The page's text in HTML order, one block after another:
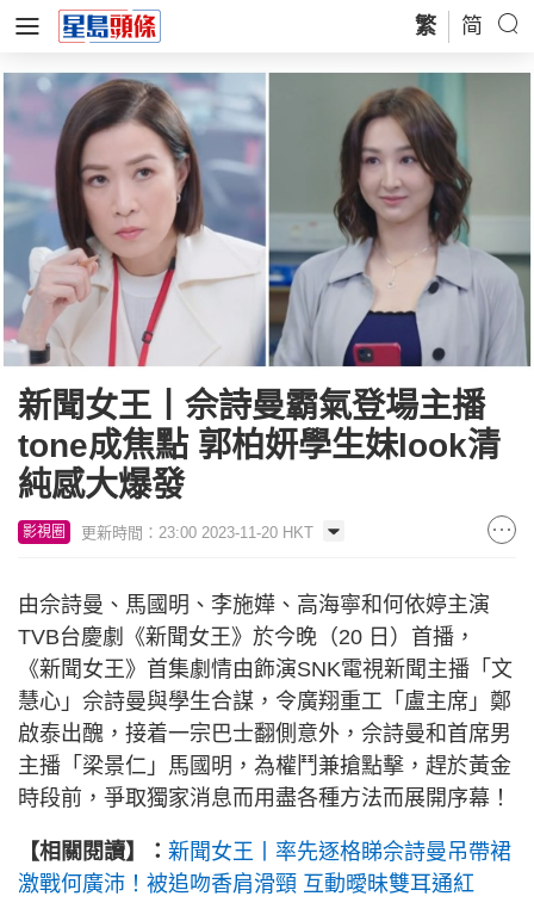
繁 简
新聞女王丨佘詩曼霸氣登場主播
tone成焦點 郭柏妍學生妹look清
純感大爆發
影視圈 更新時間：23:00 2023-11-20 HKT
由佘詩曼、馬國明、李施嬅、高海寧和何依婷主演
TVB台慶劇《新聞女王》於今晚（20 日）首播，
《新聞女王》首集劇情由飾演SNK電視新聞主播「文
慧心」佘詩曼與學生合謀，令廣翔重工「盧主席」鄭
啟泰出醜，接着一宗巴士翻側意外，佘詩曼和首席男
主播「梁景仁」馬國明，為權鬥兼搶點擊，趕於黃金
時段前，爭取獨家消息而用盡各種方法而展開序幕！
【相關閱讀】： 新聞女王丨率先逐格睇佘詩曼吊帶裙
激戰何廣沛！被追吻香肩滑頸 互動曖昧雙耳通紅